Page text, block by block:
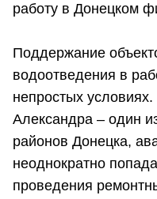
работу в Донецком
Поддержание
водоотведения в
непростых условиях.
Александра – один
районов Донецка,
неоднократно
проведения